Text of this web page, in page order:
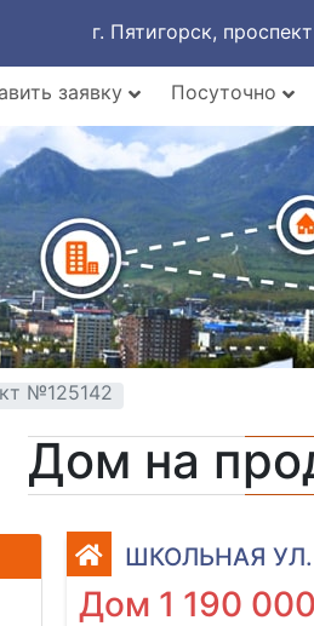
г. Пятигорск,
заявку Посуточно
№125142
Дом на
ШКОЛЬНАЯ УЛ.
Дом 1 190